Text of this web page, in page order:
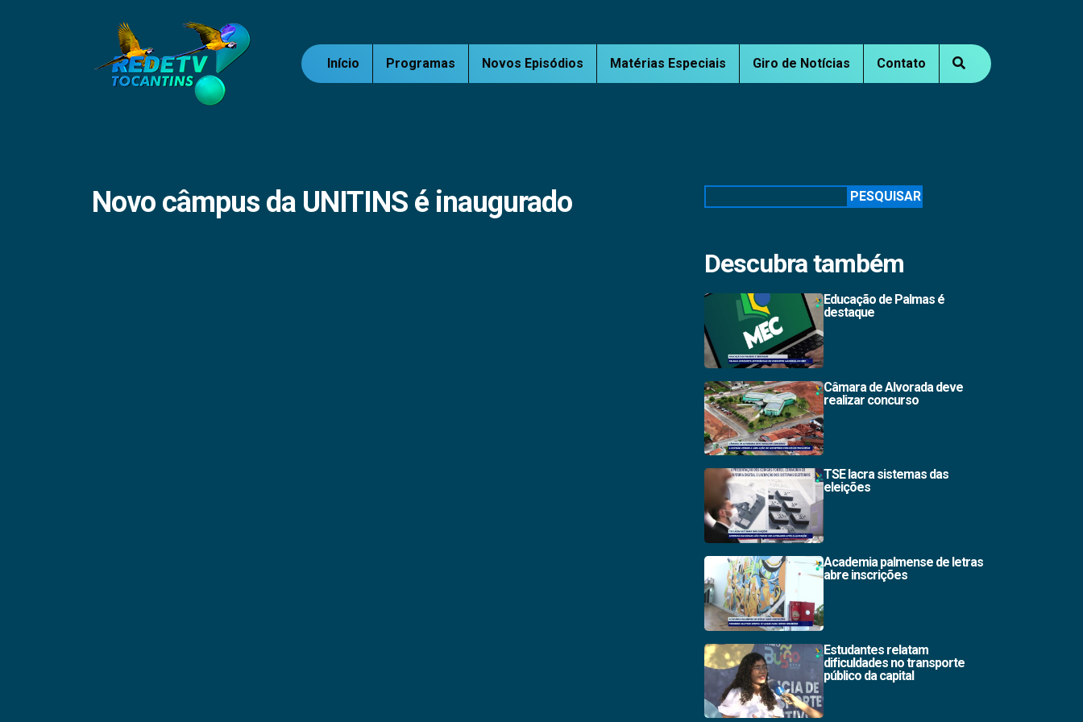
Início Programas Novos Episódios Matérias Especiais Giro de Notícias Contato
Novo câmpus da UNITINS é inaugurado PESQUISAR
Descubra também
Educação de Palmas é
destaque
Câmara de Alvorada deve
realizar concurso
TSE lacra sistemas das
eleições
Academia palmense de letras
abre inscrições
Estudantes relatam
dificuldades no transporte
público da capital